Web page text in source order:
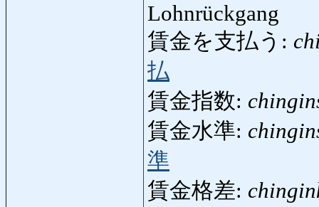
Lohnrückgang
賃金を支払う:
払
賃金指数:
賃金水準:
準
賃金格差: